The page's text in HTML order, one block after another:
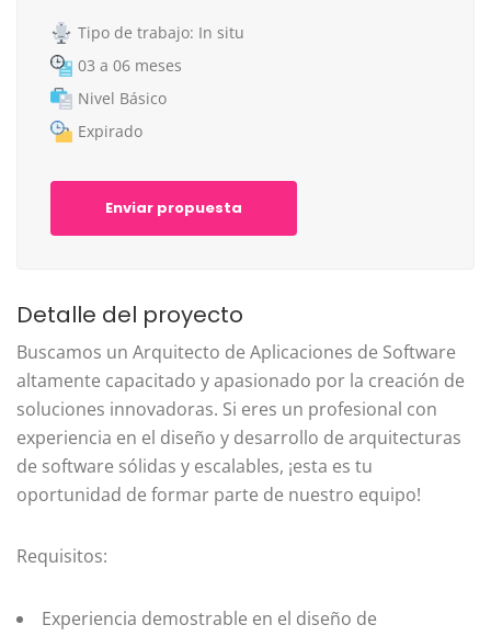
Tipo de trabajo: In situ
03 a 06 meses
Nivel Básico
Expirado
Enviar propuesta
Detalle del proyecto
Buscamos un Arquitecto de Aplicaciones de Software
altamente capacitado y apasionado por la creación de
soluciones innovadoras. Si eres un profesional con
experiencia en el diseño y desarrollo de arquitecturas
de software sólidas y escalables, ¡esta es tu
oportunidad de formar parte de nuestro equipo!
Requisitos:
Experiencia demostrable en el diseño de